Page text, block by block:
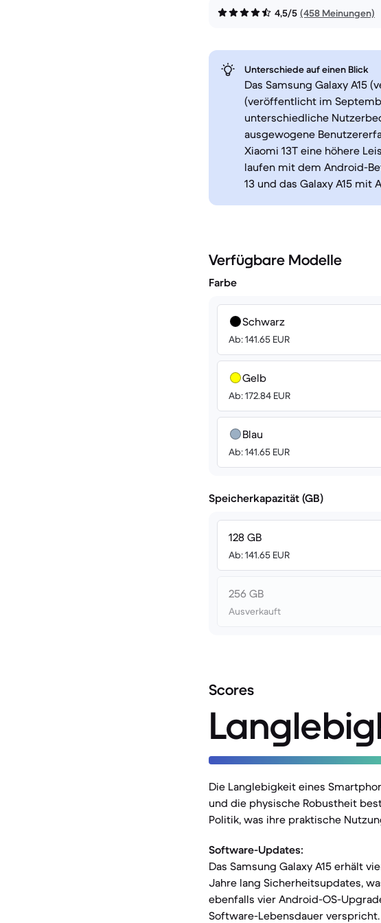
4,5/5 (458 Meinungen)
Unterschiede auf einen Blick
Das Samsung Galaxy A15
(veröffentlicht im
unterschiedliche
ausgewogene
Xiaomi 13T eine höhere
laufen mit dem Android-
13 und das Galaxy A15
Verfügbare Modelle
Farbe
Schwarz
Ab: 141.65 EUR
Gelb
Ab: 172.84 EUR
Blau
Ab: 141.65 EUR
Speicherkapazität (GB)
128 GB
Ab: 141.65 EUR
256 GB
Ausverkauft
Scores
Die Langlebigkeit eines
und die physische Robustheit
Politik, was ihre praktische
Software-Updates:
Das Samsung Galaxy A15 erhält
Jahre lang Sicherheitsupdates,
ebenfalls vier Android-OS-
Software-Lebensdauer verspricht.